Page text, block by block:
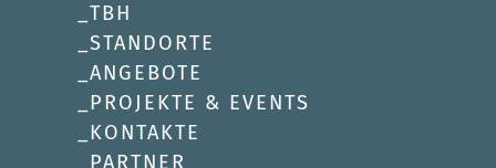
TBH
STANDORTE
ANGEBOTE
PROJEKTE & EVENTS
KONTAKTE
PARTNER